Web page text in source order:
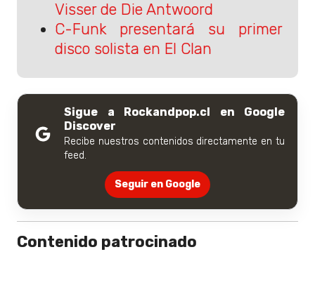
Visser de Die Antwoord
C-Funk presentará su primer
disco solista en El Clan
Sigue a Rockandpop.cl en Google
Discover
Recibe nuestros contenidos directamente en tu
feed.
Seguir en Google
Contenido patrocinado